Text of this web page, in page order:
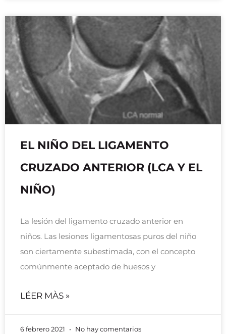
EL NIÑO DEL LIGAMENTO
CRUZADO ANTERIOR (LCA Y EL
NIÑO)
La lesión del ligamento cruzado anterior en
niños. Las lesiones ligamentosas puros del niño
son ciertamente subestimada, con el concepto
comúnmente aceptado de huesos y
LÉER MÀS »
6 febrero 2021 No hay comentarios